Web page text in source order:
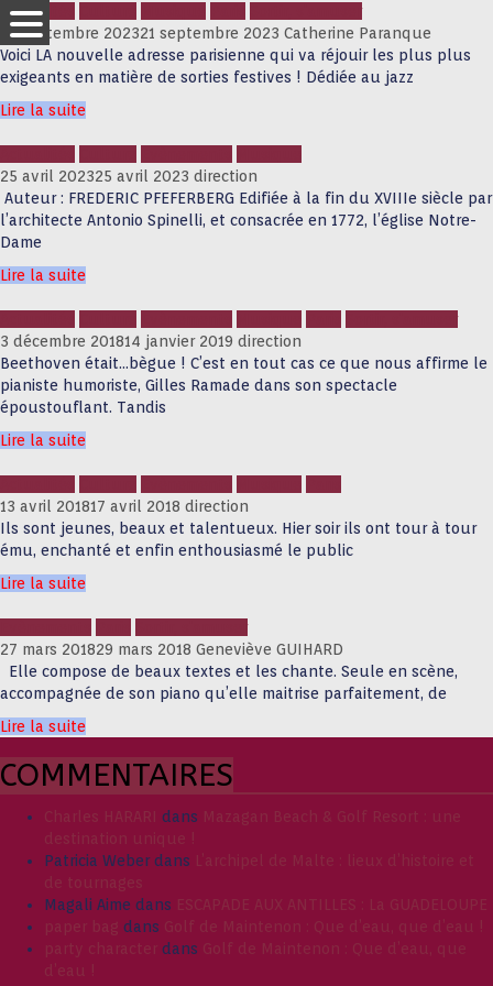
Actualités
21 septembre 202321 septembre 2023 Catherine Paranque
Voici LA nouvelle adresse parisienne qui va réjouir les plus plus
exigeants en matière de sorties festives ! Dédiée au jazz
Lire la suite
25 avril 202325 avril 2023 direction
Auteur : FREDERIC PFEFERBERG Edifiée à la fin du XVIIIe siècle par
l’architecte Antonio Spinelli, et consacrée en 1772, l’église Notre-
Dame
Lire la suite
3 décembre 201814 janvier 2019 direction
Beethoven était…bègue ! C’est en tout cas ce que nous affirme le
pianiste humoriste, Gilles Ramade dans son spectacle
époustouflant. Tandis
Lire la suite
13 avril 201817 avril 2018 direction
Ils sont jeunes, beaux et talentueux. Hier soir ils ont tour à tour
ému, enchanté et enfin enthousiasmé le public
Lire la suite
27 mars 201829 mars 2018 Geneviève GUIHARD
Elle compose de beaux textes et les chante. Seule en scène,
accompagnée de son piano qu’elle maitrise parfaitement, de
Lire la suite
COMMENTAIRES
Charles HARARI dans Mazagan Beach & Golf Resort : une
destination unique !
Patricia Weberdans L’archipel de Malte : lieux d’histoire et
de tournages
Magali Aime dans ESCAPADE AUX ANTILLES : La GUADELOUPE
paper bag dans Golf de Maintenon : Que d’eau, que d’eau !
party character dans Golf de Maintenon : Que d’eau, que
d’eau !